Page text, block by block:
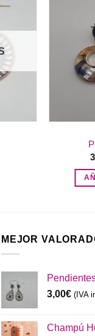
Añadir
deseos
MEJOR
3,00€ (IVA
Champú